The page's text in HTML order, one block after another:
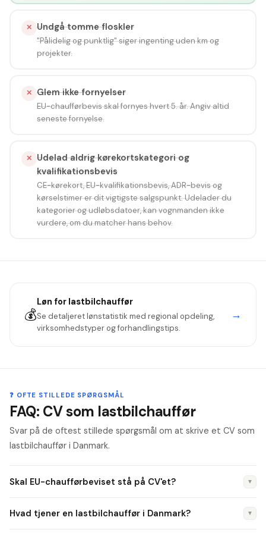
✕ Undgå tomme floskler
"Pålidelig og punktlig" siger ingenting uden km og
projekter.
✕ Glem ikke fornyelser
EU-chaufførbevis skal fornyes hvert 5. år. Angiv altid
seneste fornyelse.
✕ Udelad aldrig kørekortskategori og
kvalifikationsbevis
CE-kørekort, EU-kvalifikationsbevis, ADR-bevis og
kørselstimer er dit vigtigste salgspunkt. Udelader du
kategorier og udløbsdatoer, kan vognmanden ikke
vurdere, om du matcher hans behov.
💰
Løn for lastbilchauffør
Se detaljeret lønstatistik med regional opdeling,
virksomhedstyper og forhandlingstips.
→
❓ OFTE STILLEDE SPØRGSMÅL
FAQ: CV som lastbilchauffør
Svar på de oftest stillede spørgsmål om at skrive et CV som
lastbilchauffør i Danmark.
Skal EU-chaufførbeviset stå på CV'et? ▼
lovpligtigt for erhvervskørsel. Angiv dato for seneste
Hvad tjener en lastbilchauffør i Danmark? ▼